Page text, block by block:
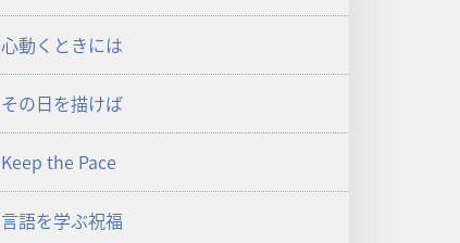
心動くときには
その日を描けば
Keep the Pace
言語を学ぶ祝福